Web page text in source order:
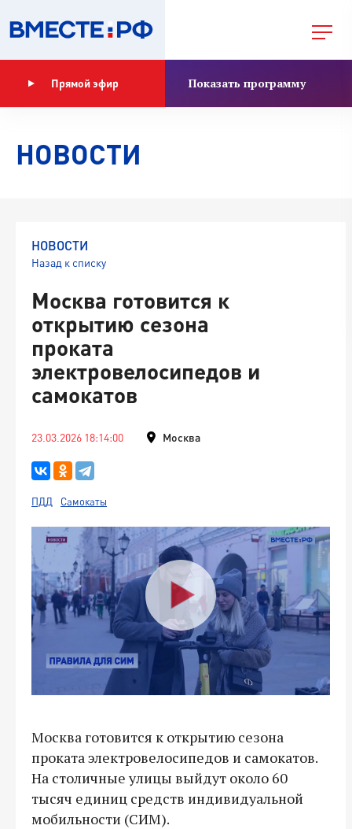
Прямой эфир Показать программу
НОВОСТИ
НОВОСТИ
Назад к списку
Москва готовится к
открытию сезона
проката
электровелосипедов и
самокатов
23.03.2026 18:14:00 Москва
ПДД Самокаты
Москва готовится к открытию сезона
проката электровелосипедов и самокатов.
На столичные улицы выйдут около 60
тысяч единиц средств индивидуальной
мобильности (СИМ).